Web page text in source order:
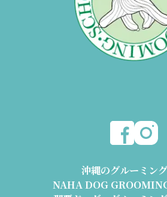
沖縄のグルーミン
NAHA DOG